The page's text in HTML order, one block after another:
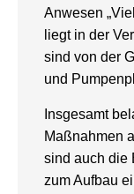
Anwesen
liegt in der
sind von der
und
Insgesamt
Maßnahmen
sind auch die
zum Aufbau